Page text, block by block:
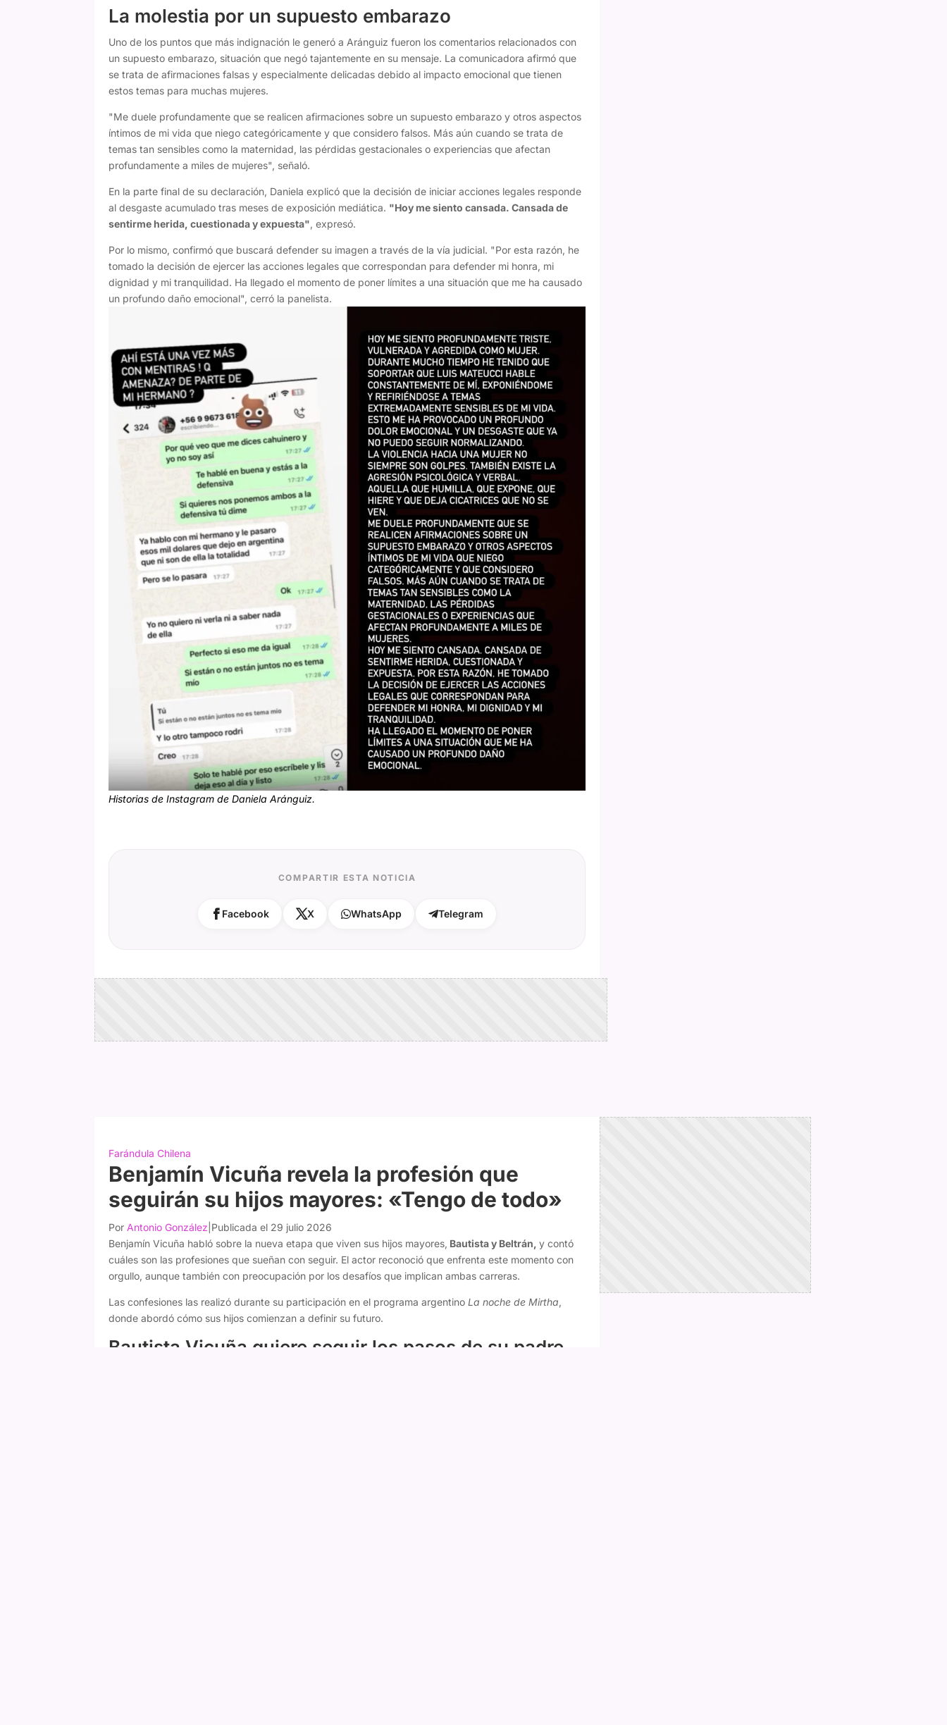
La molestia por un supuesto embarazo
Uno de los puntos que más indignación le generó a Aránguiz fueron los comentarios relacionados con
un supuesto embarazo, situación que negó tajantemente en su mensaje. La comunicadora afirmó que
se trata de afirmaciones falsas y especialmente delicadas debido al impacto emocional que tienen
estos temas para muchas mujeres.
"Me duele profundamente que se realicen afirmaciones sobre un supuesto embarazo y otros aspectos
íntimos de mi vida que niego categóricamente y que considero falsos. Más aún cuando se trata de
temas tan sensibles como la maternidad, las pérdidas gestacionales o experiencias que afectan
profundamente a miles de mujeres", señaló.
En la parte final de su declaración, Daniela explicó que la decisión de iniciar acciones legales responde
al desgaste acumulado tras meses de exposición mediática. "Hoy me siento cansada. Cansada de
sentirme herida, cuestionada y expuesta", expresó.
Por lo mismo, confirmó que buscará defender su imagen a través de la vía judicial. "Por esta razón, he
tomado la decisión de ejercer las acciones legales que correspondan para defender mi honra, mi
dignidad y mi tranquilidad. Ha llegado el momento de poner límites a una situación que me ha causado
un profundo daño emocional", cerró la panelista.
Historias de Instagram de Daniela Aránguiz.
COMPARTIR ESTA NOTICIA
Facebook X WhatsApp Telegram
Farándula Chilena
Benjamín Vicuña revela la profesión que
seguirán su hijos mayores: «Tengo de todo»
Por Antonio González Publicada el 29 julio 2026
Benjamín Vicuña habló sobre la nueva etapa que viven sus hijos mayores, Bautista y Beltrán,y contó
cuáles son las profesiones que sueñan con seguir. El actor reconoció que enfrenta este momento con
orgullo, aunque también con preocupación por los desafíos que implican ambas carreras.
Las confesiones las realizó durante su participación en el programa argentinoLa noche de Mirtha,
donde abordó cómo sus hijos comienzan a definir su futuro.
Bautista Vicuña quiere seguir los pasos de su padre